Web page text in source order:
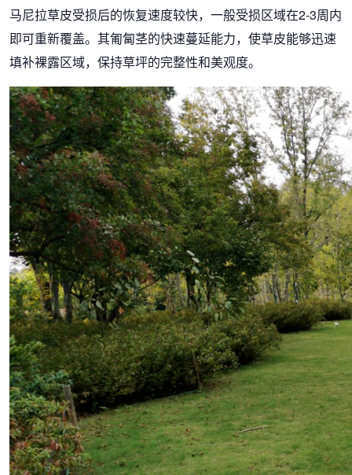
马尼拉草皮受损后的恢复速度较快，一般受损区域在2-3周内
即可重新覆盖。其匍匐茎的快速蔓延能力，使草皮能够迅速
填补裸露区域，保持草坪的完整性和美观度。